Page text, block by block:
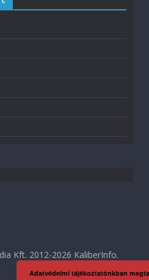
Kft. 2012-2026 KaliberInfo.
Adatvédelmi tájékoztatónkban